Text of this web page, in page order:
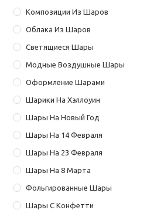
Композиции Из Шаров
Облака Из Шаров
Светящиеся Шары
Модные Воздушные Шары
Оформление Шарами
Шарики На Хэллоуин
Шары На Новый Год
Шары На 14 Февраля
Шары На 23 Февраля
Шары На 8 Марта
Фольгированные Шары
Шары С Конфетти